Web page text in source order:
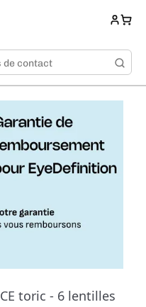
toric - 6 lentilles